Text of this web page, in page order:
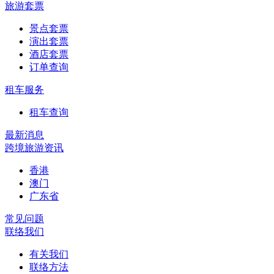
旅游套票
景点套票
演出套票
酒店套票
订单查询
租车服务
租车查询
最新消息
跨境旅游资讯
香港
澳门
广东省
常见问题
联络我们
有关我们
联络方法